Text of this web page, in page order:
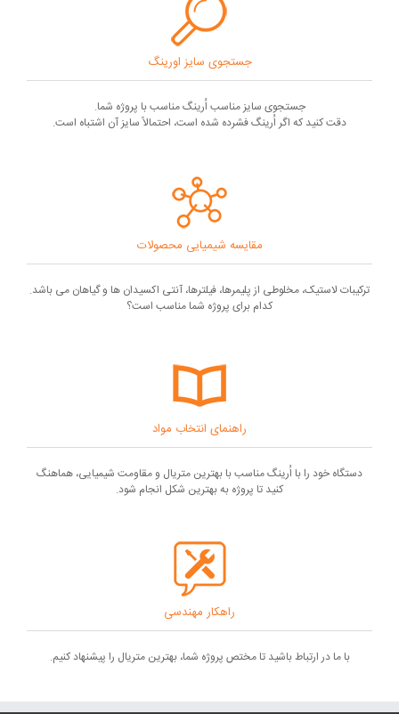
جستجوی سایز اورینگ
جستجوی سایز مناسب اُرینگ مناسب با پروژه شما.
دقت کنید که اگر اُرینگ فشرده شده است، احتمالاً سایز آن اشتباه است.
مقایسه شیمیایی محصولات
ترکیبات لاستیک، مخلوطی از پلیمرها، فیلترها، آنتی اکسیدان ها و گیاهان می باشد.
کدام برای پروژه شما مناسب است؟
راهنمای انتخاب مواد
دستگاه خود را با اُرینگ مناسب با بهترین متریال و مقاومت شیمیایی، هماهنگ
کنید تا پروژه به بهترین شکل انجام شود.
راهکار مهندسی
با ما در ارتباط باشید تا مختص پروژه شما، بهترین متریال را پیشنهاد کنیم.